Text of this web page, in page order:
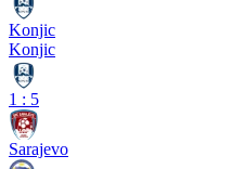
Konjic
Konjic
1 : 5
Sarajevo